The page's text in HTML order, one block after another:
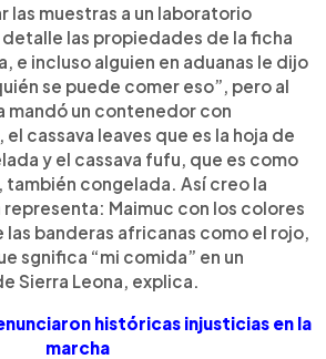
las muestras a un laboratorio
las propiedades de la ficha
e incluso alguien en aduanas le dijo
se puede comer eso”, pero al
mandó un contenedor con
cassava leaves que es la hoja de
y el cassava fufu, que es como
también congelada. Así creo la
representa: Maimuc con los colores
banderas africanas como el rojo,
sgnifica “mi comida” en un
Sierra Leona, explica.
históricas injusticias en la
marcha